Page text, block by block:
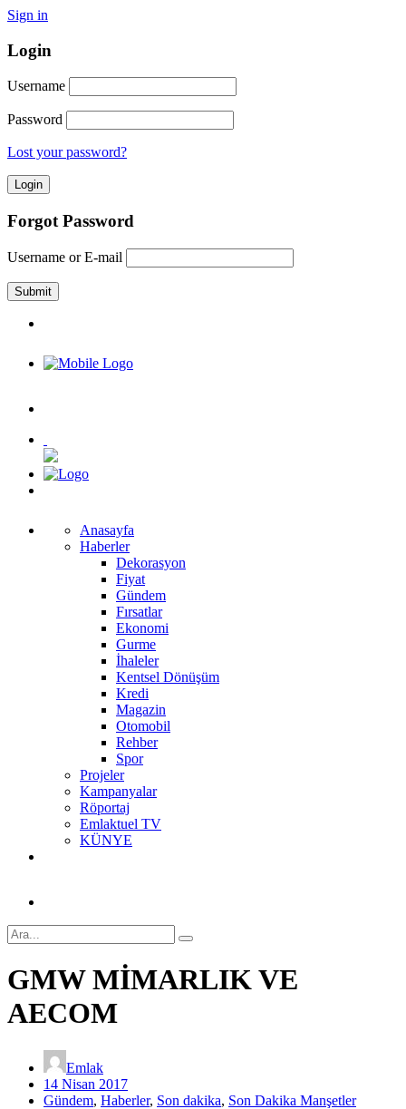
Sign in
Login
Username
Password
Lost your password?
Forgot Password
Username or E-mail
Anasayfa
Haberler
Dekorasyon
Fiyat
Gündem
Fırsatlar
Ekonomi
Gurme
İhaleler
Kentsel Dönüşüm
Kredi
Magazin
Otomobil
Rehber
Spor
Projeler
Kampanyalar
Röportaj
Emlaktuel TV
KÜNYE
GMW MİMARLIK VE
AECOM
Emlak
14 Nisan 2017
Gündem, Haberler, Son dakika, Son Dakika Manşetler